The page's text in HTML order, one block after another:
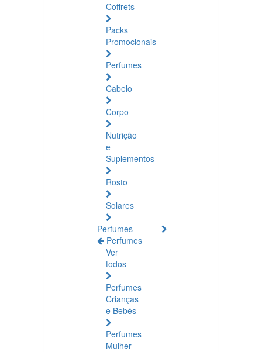
Coffrets
Packs
Promocionais
Perfumes
Cabelo
Corpo
Nutrição
e
Suplementos
Rosto
Solares
Perfumes
Perfumes
Ver
todos
Perfumes
Crianças
e Bebés
Perfumes
Mulher